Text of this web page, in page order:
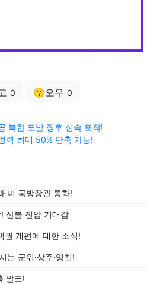
0 😗오우 0
북한 도발 징후 신속 포착!
력 최대 50% 단축 가능!
미 국방장관 통화!
산불 진압 기대감
권 개편에 대한 소식!
는 군위·상주·영천!
발표!